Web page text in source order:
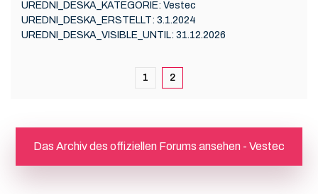
UREDNI_DESKA_KATEGORIE: Vestec
UREDNI_DESKA_ERSTELLT: 3.1.2024
UREDNI_DESKA_VISIBLE_UNTIL: 31.12.2026
1 2
Das Archiv des offiziellen Forums ansehen - Vestec